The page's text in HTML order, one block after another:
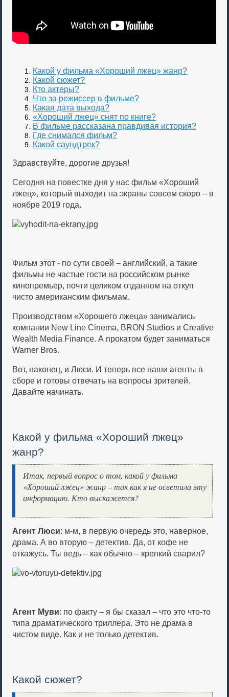
Какой у фильма «Хороший лжец» жанр?
Какой сюжет?
Кто актеры?
Что за режиссер в фильме?
Какая дата выхода?
«Хороший лжец» снят по книге?
В фильме рассказана правдивая история?
Где снимался фильм?
Какой саундтрек?
Здравствуйте, дорогие друзья!
Сегодня на повестке дня у нас фильм «Хороший
лжец», который выходит на экраны совсем скоро – в
ноябре 2019 года.
Фильм этот - по сути своей – английский, а такие
фильмы не частые гости на российском рынке
кинопремьер, почти целиком отданном на откуп
чисто американским фильмам.
Производством «Хорошего лжеца» занимались
компании New Line Cinema, BRON Studios и Creative
Wealth Media Finance. А прокатом будет заниматься
Warner Bros.
Вот, наконец, и Люси. И теперь все наши агенты в
сборе и готовы отвечать на вопросы зрителей.
Давайте начинать.
Какой у фильма «Хороший лжец»
жанр?
Итак, первый вопрос о том, какой у фильма
«Хороший лжец» жанр – так как я не осветила эту
информацию. Кто выскажется?
Агент Люси: м-м, в первую очередь это, наверное,
драма. А во вторую – детектив. Да, от кофе не
откажусь. Ты ведь – как обычно – крепкий сварил?
Агент Муви: по факту – я бы сказал – что это что-то
типа драматического триллера. Это не драма в
чистом виде. Как и не только детектив.
Какой сюжет?